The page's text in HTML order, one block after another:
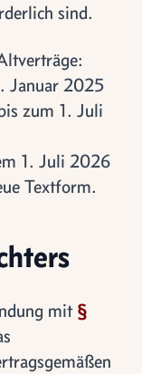
sind.
Januar 2025
zum 1. Juli
1. Juli 2026
Textform.
mit §